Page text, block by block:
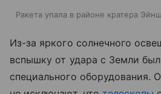
Ракета упала в районе кратера
Из-за яркого солнечного
вспышку от удара с Земли
специального оборудования.